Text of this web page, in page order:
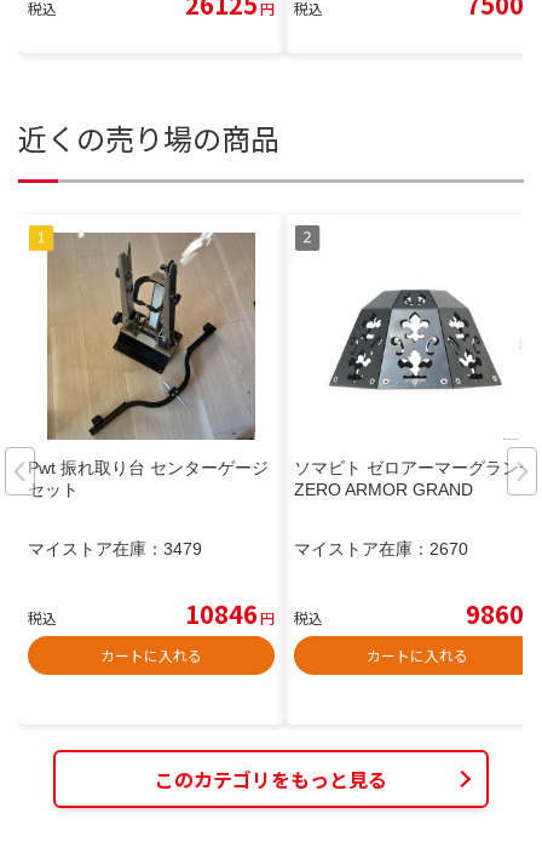
税込 円 税込
近くの売り場の商品
Pwt 振れ取り台 センターゲージ
セット
マイストア在庫： 3479
税込 10846円
カートに入れる
ソマビト ゼロアーマーグランデ
ZERO ARMOR GRAND
マイストア在庫： 2670
税込 9860
カートに入れる
このカテゴリをもっと見る